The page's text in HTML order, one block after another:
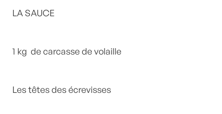
LA SAUCE
1 kg de carcasse de volaille
Les têtes des écrevisses